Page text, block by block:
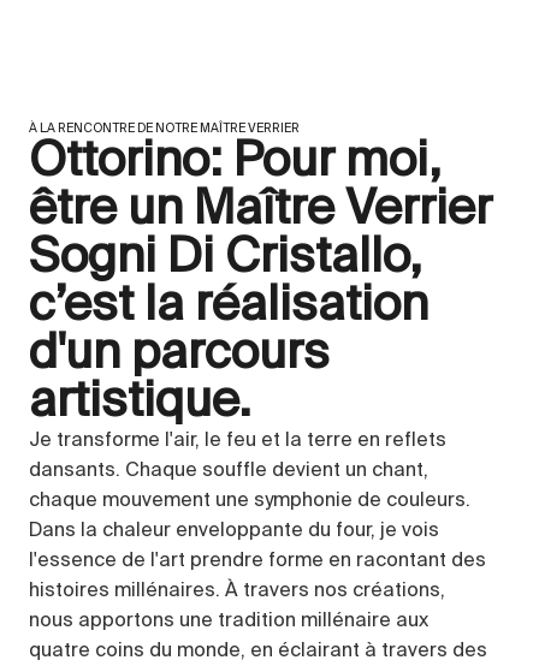
À LA RENCONTRE DE NOTRE MAÎTRE VERRIER
Ottorino: Pour moi,
être un Maître Verrier
Sogni Di Cristallo,
c’est la réalisation
d'un parcours
artistique.
Je transforme l'air, le feu et la terre en reflets
dansants. Chaque souffle devient un chant,
chaque mouvement une symphonie de couleurs.
Dans la chaleur enveloppante du four, je vois
l'essence de l'art prendre forme en racontant des
histoires millénaires. À travers nos créations,
nous apportons une tradition millénaire aux
quatre coins du monde, en éclairant à travers des